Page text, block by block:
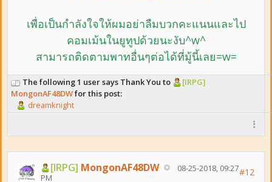
เพื่อเป็นกำลังใจให้ผมอย่าลืมบวกคะแนนและไป
คอมเม้นในยูทูปด้วยนะงับ^w^
สามารถติดตามพาทอื่นๆต่อได้ที่มู้นี้เลย=w=
The following 1 user says Thank You to
[IRPG]
MongonAF48DWfor this post:
dreamknight
[IRPG] MongonAF48DW
08-25-2018, 09:27
PM
#12